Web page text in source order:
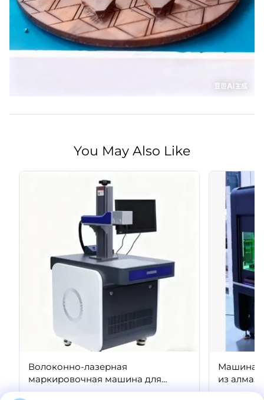
You May Also Like
Волоконно-лазерная
маркировочная машина для
сверхтвердых материалов
Машина
из
Описание